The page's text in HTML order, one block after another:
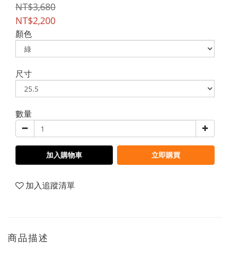
NT$3,680
NT$2,200
顏色
尺寸
數量
加入購物車 立即購買
加入追蹤清單
商品描述